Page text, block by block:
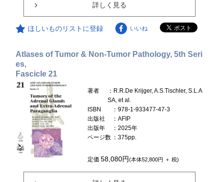
詳しく見る
ほしいものリストに登録 いいね
Atlases of Tumor & Non-Tumor Pathology, 5th Seri
es,
Fascicle 21
著者
：R.R.De Krijger, A.S.Tischler, S.L.A
SA, et al.
ISBN
：978-1-933477-47-3
出版社
：AFIP
出版年
：2025年
ページ数 ：375pp.
定価58,080円(本体52,800円 ＋ 税)